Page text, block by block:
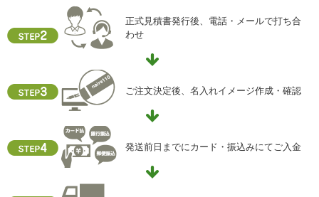
クッキーやウェブビーコン等を用いるなどして、本人が容
易に認識できない方法による個人情報の取得を行っており
ません。
i) 個人情報保護方針
当社ホームページの個人情報保護方針をご覧下さい
住所 ：大阪市中央区瓦屋町2-13-5
TEL ： 06-6763-5415
FAX ： 06-6763-0829
正式見積書発行後、電話・メールで打ち合
わせ
ご注文決定後、名入れイメージ作成・確認
発送前日までにカード・振込みにてご入金